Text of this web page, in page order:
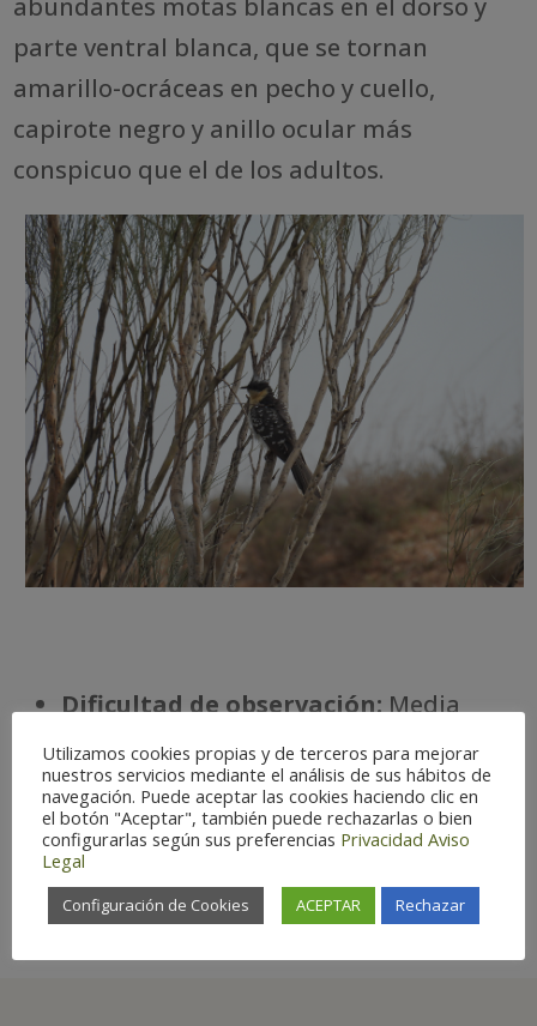
parte ventral blanca, que se tornan
amarillo-ocráceas en pecho y cuello,
capirote negro y anillo ocular más
conspicuo que el de los adultos.
Dificultad de observación:Media
Temporada óptima:M-S
Riesgo de extinción:Protección
especial
Há
Forestal
Utilizamos cookies propias y de terceros para mejorar
nuestros servicios mediante el análisis de sus hábitos de
navegación. Puede aceptar las cookies haciendo clic en
el botón "Aceptar", también puede rechazarlas o bien
configurarlas según sus preferencias Privacidad Aviso
Legal
Configuración de Cookies ACEPTAR Rechazar